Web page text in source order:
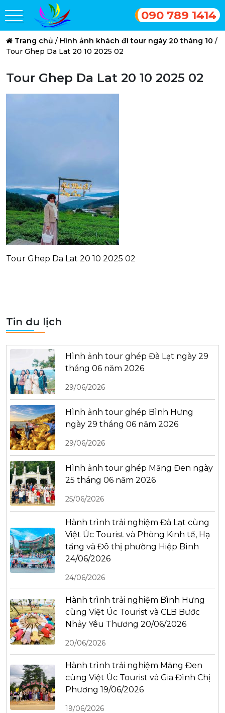
090 789 1414
Trang chủ / Hình ảnh khách đi tour ngày 20 tháng 10 /
Tour Ghep Da Lat 20 10 2025 02
Tour Ghep Da Lat 20 10 2025 02
Tour Ghep Da Lat 20 10 2025 02
Tin du lịch
Hình ảnh tour ghép Đà Lạt ngày 29
tháng 06 năm 2026
29/06/2026
Hình ảnh tour ghép Bình Hưng
ngày 29 tháng 06 năm 2026
29/06/2026
Hình ảnh tour ghép Măng Đen ngày
25 tháng 06 năm 2026
25/06/2026
Hành trình trải nghiệm Đà Lạt cùng
Việt Úc Tourist và Phòng Kinh tế, Hạ
tầng và Đô thị phường Hiệp Bình
24/06/2026
24/06/2026
Hành trình trải nghiệm Bình Hưng
cùng Việt Úc Tourist và CLB Bước
Nhảy Yêu Thương 20/06/2026
20/06/2026
Hành trình trải nghiệm Măng Đen
cùng Việt Úc Tourist và Gia Đình Chị
Phương 19/06/2026
19/06/2026